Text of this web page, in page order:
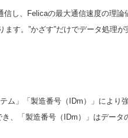
信し、Felicaの最大通信速度の理
す。”かざす”だけでデータ処理
ム」「製造番号（IDm）」によ
、「製造番号（IDm）」はデータ